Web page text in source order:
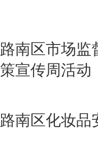
路南区市场监
策宣传周活动
路南区化妆品